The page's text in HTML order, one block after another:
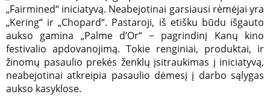
„Fairmined“ iniciatyvą. Neabejotinai garsiausi rėmėjai yra
„Kering“ ir „Chopard“. Pastaroji, iš etišku būdu išgauto
aukso gamina „Palme d’Or“ − pagrindinį Kanų kino
festivalio apdovanojimą. Tokie renginiai, produktai, ir
žinomų pasaulio prekės ženklų įsitraukimas į iniciatyvą,
neabejotinai atkreipia pasaulio dėmesį į darbo sąlygas
aukso kasyklose.